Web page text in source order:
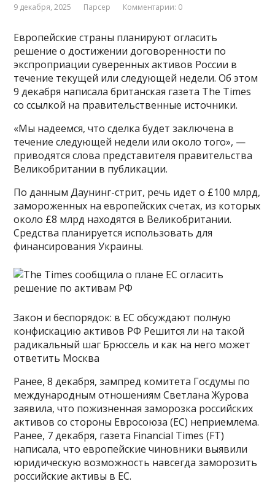
9 декабря, 2025 Парсер Комментарии: 0
Европейские страны планируют огласить
решение о достижении договоренности по
экспроприации суверенных активов России в
течение текущей или следующей недели. Об этом
9 декабря написала британская газета The Times
со ссылкой на правительственные источники.
«Мы надеемся, что сделка будет заключена в
течение следующей недели или около того», —
приводятся слова представителя правительства
Великобритании в публикации.
По данным Даунинг-стрит, речь идет о £100 млрд,
замороженных на европейских счетах, из которых
около £8 млрд находятся в Великобритании.
Средства планируется использовать для
финансирования Украины.
Закон и беспорядок: в ЕС обсуждают полную
конфискацию активов РФ Решится ли на такой
радикальный шаг Брюссель и как на него может
ответить Москва
Ранее, 8 декабря, зампред комитета Госдумы по
международным отношениям Светлана Журова
заявила, что пожизненная заморозка российских
активов со стороны Евросоюза (ЕС) неприемлема.
Ранее, 7 декабря, газета Financial Times (FT)
написала, что европейские чиновники выявили
юридическую возможность навсегда заморозить
российские активы в ЕС.